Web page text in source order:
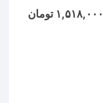
۱,۵۱۸,۰۰۰ تومان